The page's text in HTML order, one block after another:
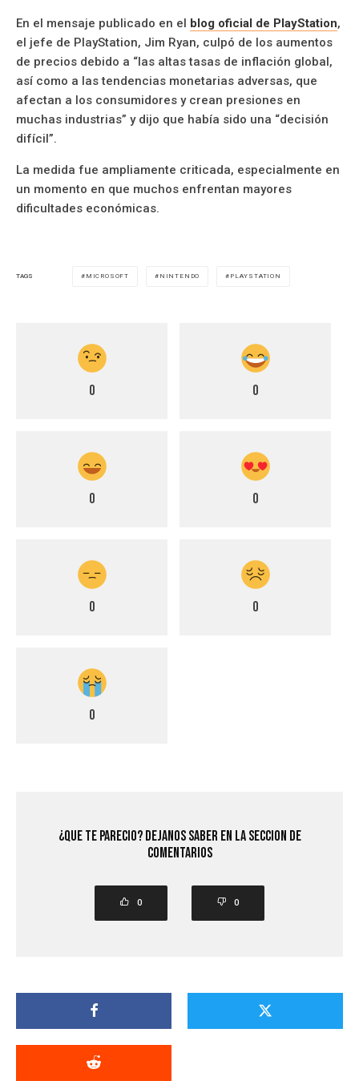
En el mensaje publicado en el blog oficial de PlayStation,
el jefe de PlayStation, Jim Ryan, culpó de los aumentos
de precios debido a “las altas tasas de inflación global,
así como a las tendencias monetarias adversas, que
afectan a los consumidores y crean presiones en
muchas industrias” y dijo que había sido una “decisión
difícil”.
La medida fue ampliamente criticada, especialmente en
un momento en que muchos enfrentan mayores
dificultades económicas.
TAGS MICROSOFT NINTENDO PLAYSTATION
0 0
0 0
0 0
0
¿Que Te Parecio? Dejanos saber en la seccion de
comentarios
0 0